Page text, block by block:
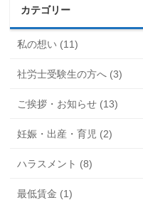
カテゴリー
私の想い (11)
社労士受験生の方へ (3)
ご挨拶・お知らせ (13)
妊娠・出産・育児 (2)
ハラスメント (8)
最低賃金 (1)